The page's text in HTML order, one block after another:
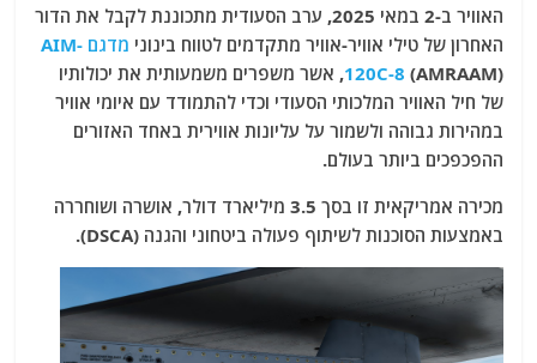
האוויר ב-2 במאי 2025, ערב הסעודית מתכוננת לקבל את הדור
האחרון של טילי אוויר-אוויר מתקדמים לטווח בינוני
מדגם AIM-
120C-8(AMRAAM), אשר משפרים משמעותית את יכולותיו
של חיל האוויר המלכותי הסעודי וכדי להתמודד עם איומי אוויר
במהירות גבוהה ולשמור על עליונות אווירית באחד האזורים
ההפכפכים ביותר בעולם.
מכירה אמריקאית זו בסך 3.5 מיליארד דולר, אושרה ושוחררה
באמצעות הסוכנות לשיתוף פעולה ביטחוני והגנה (DSCA).